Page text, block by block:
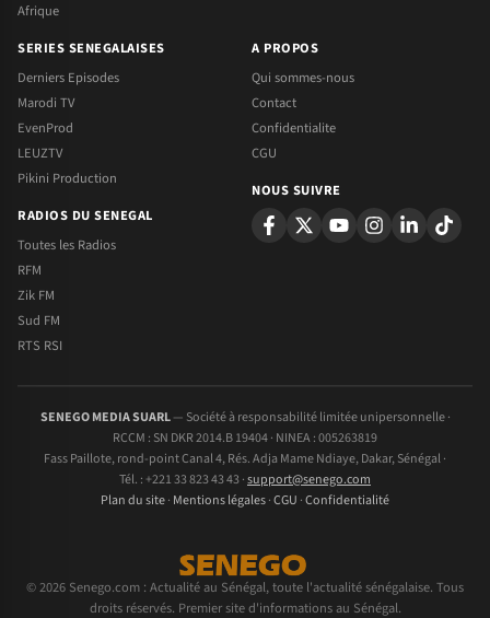
Afrique
SERIES SENEGALAISES
Derniers Episodes
Marodi TV
EvenProd
LEUZTV
Pikini Production
RADIOS DU SENEGAL
Toutes les Radios
RFM
Zik FM
Sud FM
RTS RSI
A PROPOS
Qui sommes-nous
Contact
Confidentialite
CGU
NOUS SUIVRE
SENEGO MEDIA SUARL— Société à responsabilité limitée unipersonnelle ·
RCCM : SN DKR 2014.B 19404 · NINEA : 005263819
Fass Paillote, rond-point Canal 4, Rés. Adja Mame Ndiaye, Dakar, Sénégal ·
Tél. : +221 33 823 43 43 ·support@senego.com
Plan du site· Mentions légales·CGU ·Confidentialité
© 2026 Senego.com : Actualité au Sénégal, toute l'actualité sénégalaise. Tous
droits réservés. Premier site d'informations au Sénégal.